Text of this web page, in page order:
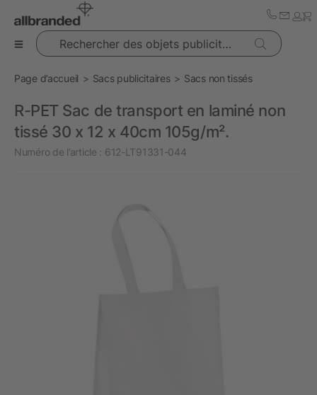
Rechercher des objets publicitaires
Page d’accueil Sacs publicitaires Sacs non tissés
R-PET Sac de transport en laminé non
tissé 30 x 12 x 40cm 105g/m².
Numéro de l’article : 612-LT91331-044